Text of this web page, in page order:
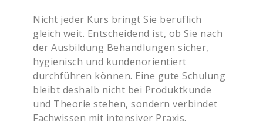
Nicht jeder Kurs bringt Sie beruflich
gleich weit. Entscheidend ist, ob Sie nach
der Ausbildung Behandlungen sicher,
hygienisch und kundenorientiert
durchführen können. Eine gute Schulung
bleibt deshalb nicht bei Produktkunde
und Theorie stehen, sondern verbindet
Fachwissen mit intensiver Praxis.